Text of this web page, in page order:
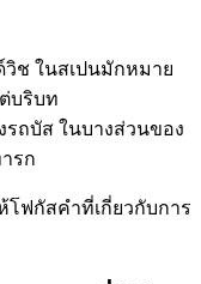
ช ในสเปนมักหมาย
บริบท
รถบัส ในบางส่วนของ
รก
ฟกัสคำที่เกี่ยวกับการ